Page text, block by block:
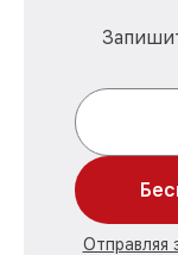
Отправляя